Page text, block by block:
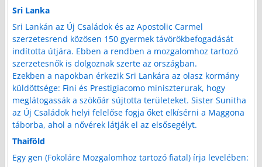
Sri Lanka
Sri Lankán az Új Családok és az Apostolic Carmel
szerzetesrend közösen 150 gyermek távörökbefogadását
indította útjára. Ebben a rendben a mozgalomhoz tartozó
szerzetesnők is dolgoznak szerte az országban.
Ezekben a napokban érkezik Sri Lankára az olasz kormány
küldöttsége: Fini és Prestigiacomo miniszterurak, hogy
meglátogassák a szökőár sújtotta területeket. Sister Sunitha
az Új Családok helyi felelőse fogja őket elkísérni a Maggona
táborba, ahol a nővérek látják el az elsősegélyt.
Thaiföld
Egy gen (Fokoláre Mozgalomhoz tartozó fiatal) írja levelében: